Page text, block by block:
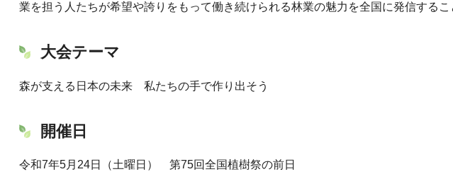
業を担う人たちが希望や誇りをもって働き続けられる林業の魅力を全国に発信するこ
大会テーマ
森が支える日本の未来 私たちの手で作り出そう
開催日
令和7年5月24日（土曜日） 第75回全国植樹祭の前日